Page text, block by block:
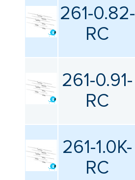
Длина
Все
Ширина
Квалификация
261-0.82-
RC
261-0.91-
RC
261-1.0K-
RC